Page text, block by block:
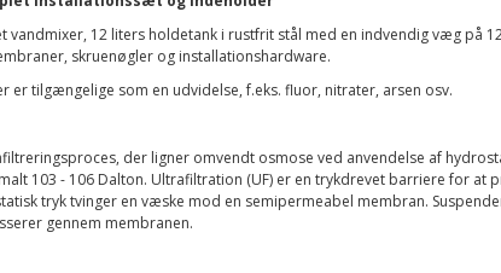
12 liters holdetank i rustfrit stål med en indvendig væg på
skruenøgler og installationshardware.
er tilgængelige som en udvidelse, f.eks. fluor, nitrater, arsen osv.
der ligner omvendt osmose ved anvendelse af
103 - 106 Dalton. Ultrafiltration (UF) er en trykdrevet barriere for
tryk tvinger en væske mod en semipermeabel membran.
gennem membranen.